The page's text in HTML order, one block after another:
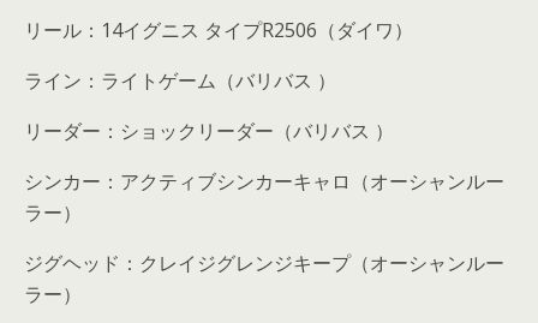
リール：14イグニス タイプR2506（ダイワ）
ライン：ライトゲーム（バリバス ）
リーダー：ショックリーダー（バリバス ）
シンカー：アクティブシンカーキャロ（オーシャンルー
ラー）
ジグヘッド：クレイジグレンジキープ（オーシャンルー
ラー）